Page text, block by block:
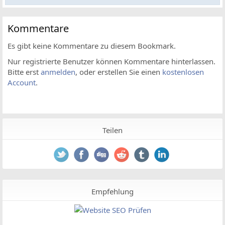
Kommentare
Es gibt keine Kommentare zu diesem Bookmark.
Nur registrierte Benutzer können Kommentare hinterlassen.
Bitte erst anmelden, oder erstellen Sie einen kostenlosen
Account.
Teilen
Empfehlung